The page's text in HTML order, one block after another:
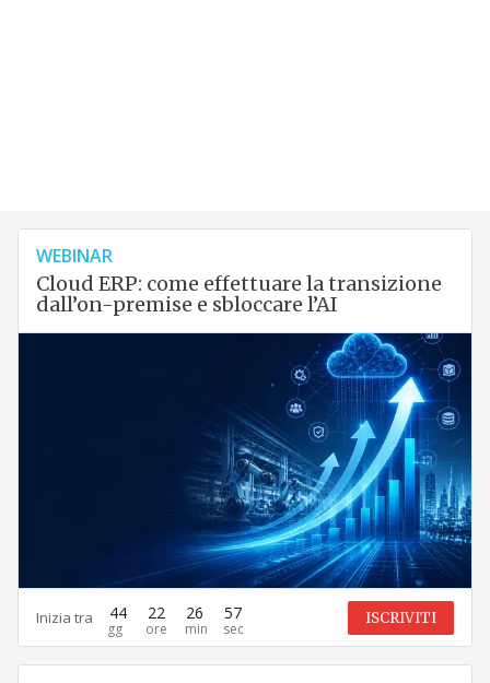
WEBINAR
Cloud ERP: come effettuare la transizione
dall’on-premise e sbloccare l’AI
Inizia tra 44 22 26 56 ISCRIVITI